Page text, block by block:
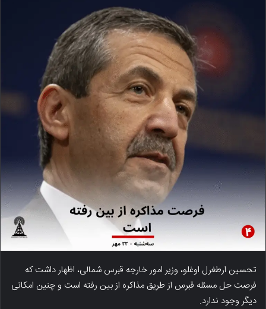
تحسین ارطغرل اوغلو، وزیر امور خارجه قبرس شمالی، اظهار داشت که
فرصت حل مسئله قبرس از طریق مذاکره از بین رفته است و چنین امکانی
دیگر وجود ندارد.